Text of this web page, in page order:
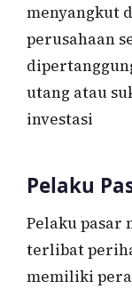
menyangkut
perusahaan
utang atau
investasi
Pelaku
Pelaku pasar
terlibat
memiliki